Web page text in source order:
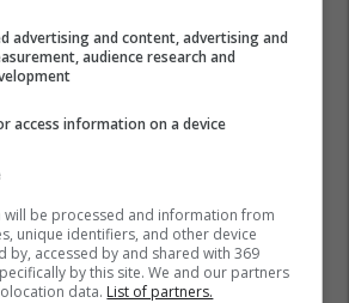
advertising and content, advertising and
audience research and
access information on a device
will be processed and information from
unique identifiers, and other device
by, accessed by and shared with 369
by this site. We and our partners
data. List of partners.